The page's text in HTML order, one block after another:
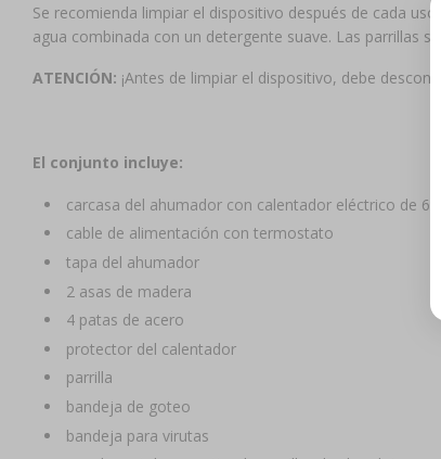
Se recomienda limpiar el dispositivo después de cada
agua combinada con un detergente suave. Las parrillas
ATENCIÓN: ¡Antes de limpiar el dispositivo, debe
El conjunto incluye:
carcasa del ahumador con calentador eléctrico de 600
cable de alimentación con termostato
tapa del ahumador
2 asas de madera
4 patas de acero
protector del calentador
parrilla
bandeja de goteo
bandeja para virutas